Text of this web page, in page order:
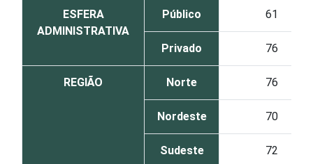
ESFERA
ADMINISTRATIVA
Público 61
Privado 76
REGIÃO Norte 76
Nordeste 70
Sudeste 72